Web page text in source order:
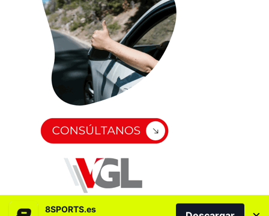
8SPORTS.es